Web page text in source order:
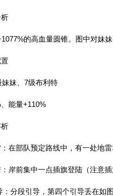
的高血量圆锥。图中对妹
妹妹、7级布利特
能量+110%
：在部队预定路线中，有一处地
：岸前集中一点插旗登陆（注意
：分段引导，第四个引导丢在如